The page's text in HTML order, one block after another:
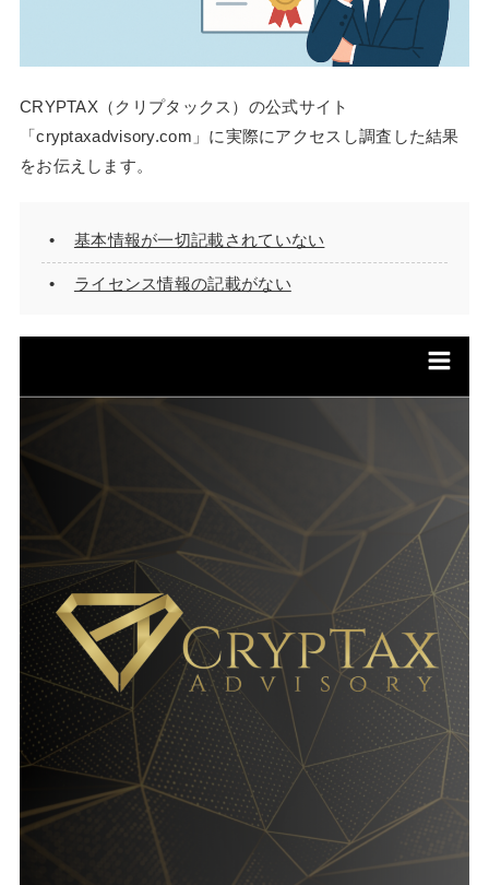
CRYPTAX（クリプタックス）の公式サイト
「cryptaxadvisory.com」に実際にアクセスし調査した結果
をお伝えします。
基本情報が一切記載されていない
ライセンス情報の記載がない